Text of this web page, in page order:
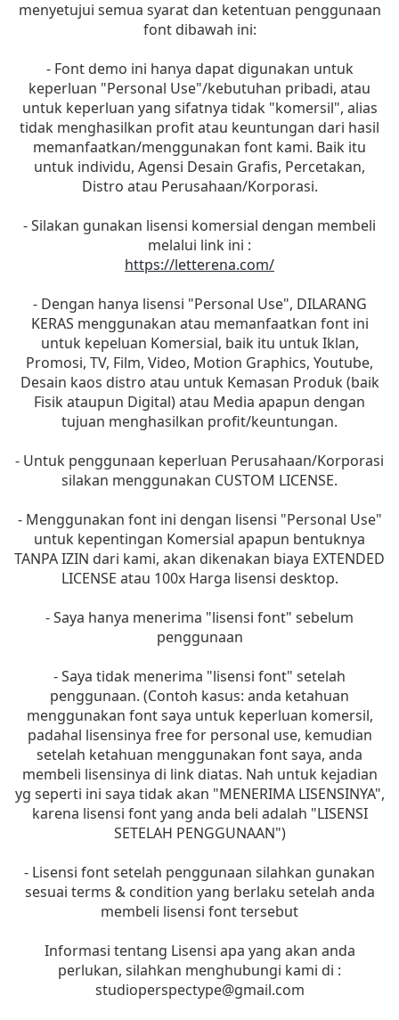
menyetujui semua syarat dan ketentuan penggunaan
font dibawah ini:
- Font demo ini hanya dapat digunakan untuk
keperluan "Personal Use"/kebutuhan pribadi, atau
untuk keperluan yang sifatnya tidak "komersil", alias
tidak menghasilkan profit atau keuntungan dari hasil
memanfaatkan/menggunakan font kami. Baik itu
untuk individu, Agensi Desain Grafis, Percetakan,
Distro atau Perusahaan/Korporasi.
- Silakan gunakan lisensi komersial dengan membeli
melalui link ini :
https://letterena.com/
- Dengan hanya lisensi "Personal Use", DILARANG
KERAS menggunakan atau memanfaatkan font ini
untuk kepeluan Komersial, baik itu untuk Iklan,
Promosi, TV, Film, Video, Motion Graphics, Youtube,
Desain kaos distro atau untuk Kemasan Produk (baik
Fisik ataupun Digital) atau Media apapun dengan
tujuan menghasilkan profit/keuntungan.
- Untuk penggunaan keperluan Perusahaan/Korporasi
silakan menggunakan CUSTOM LICENSE.
- Menggunakan font ini dengan lisensi "Personal Use"
untuk kepentingan Komersial apapun bentuknya
TANPA IZIN dari kami, akan dikenakan biaya EXTENDED
LICENSE atau 100x Harga lisensi desktop.
- Saya hanya menerima "lisensi font" sebelum
penggunaan
- Saya tidak menerima "lisensi font" setelah
penggunaan. (Contoh kasus: anda ketahuan
menggunakan font saya untuk keperluan komersil,
padahal lisensinya free for personal use, kemudian
setelah ketahuan menggunakan font saya, anda
membeli lisensinya di link diatas. Nah untuk kejadian
yg seperti ini saya tidak akan "MENERIMA LISENSINYA",
karena lisensi font yang anda beli adalah "LISENSI
SETELAH PENGGUNAAN")
- Lisensi font setelah penggunaan silahkan gunakan
sesuai terms & condition yang berlaku setelah anda
membeli lisensi font tersebut
Informasi tentang Lisensi apa yang akan anda
perlukan, silahkan menghubungi kami di :
studioperspectype@gmail.com